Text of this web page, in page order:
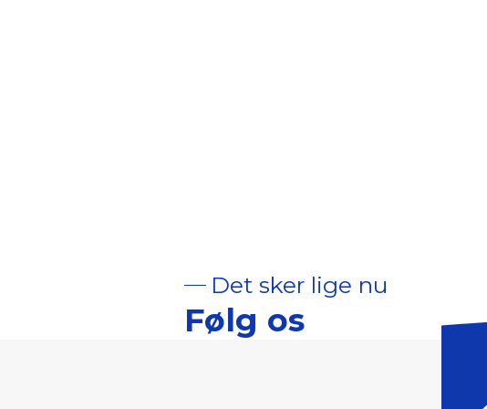
Det sker lige nu
Følg os